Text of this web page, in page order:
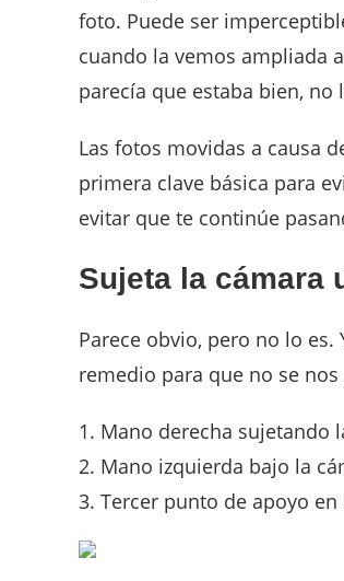
foto. Puede ser
cuando la vemos ampliada
parecía que estaba bien, no
Las fotos movidas a causa
primera clave básica para
evitar que te continúe
Sujeta la cámara
Parece obvio, pero no lo
remedio para que no se
Mano derecha sujetando
Mano izquierda bajo la
Tercer punto de apoyo en